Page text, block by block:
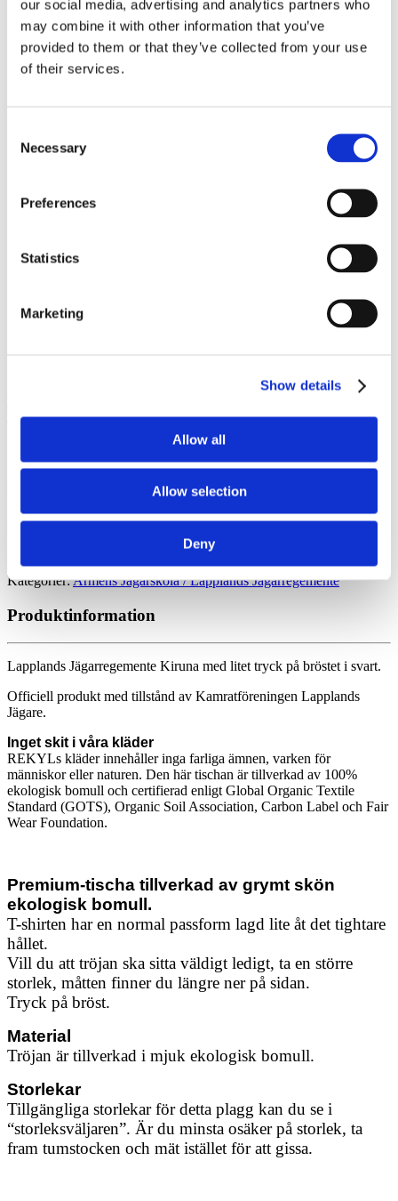
our social media, advertising and analytics partners who
may combine it with other information that you’ve
provided to them or that they’ve collected from your use
of their services.
Selection
Necessary
Preferences
Statistics
Marketing
Show details
Allow all
Allow selection
Deny
Veteran
ARMÈNS JÄGARSKOLA / I22 KIRUNA
SUOMI FINLAND
Ge Fan Aldrig Upp
Hemvärnet
REKYL
Jägarregemente Kiruna
Lapplands Jägarregemente Kiruna
Denna produkt är för närvarande slut i lager och är inte tillgänglig.
Artikelnr: Lapplands Jägarregemente Kiruna litet tryck Grön Svart
Kategorier:Armens Jägarskola / Lapplands Jägarregemente
Produktinformation
Lapplands Jägarregemente Kiruna med litet tryck på bröstet i svart.
Officiell produkt med tillstånd av Kamratföreningen Lapplands
Jägare.
Inget skit i våra kläder
REKYLs kläder innehåller inga farliga ämnen, varken för
människor eller naturen. Den här tischan är tillverkad av 100%
ekologisk bomull och certifierad enligt Global Organic Textile
Standard (GOTS), Organic Soil Association, Carbon Label och Fair
Wear Foundation.
Premium-tischa tillverkad av grymt skön
ekologisk bomull.
T-shirten har en normal passform lagd lite åt det tightare
hållet.
Vill du att tröjan ska sitta väldigt ledigt, ta en större
storlek, måtten finner du längre ner på sidan.
Tryck på bröst.
Material
Tröjan är tillverkad i mjuk ekologisk bomull.
Storlekar
Tillgängliga storlekar för detta plagg kan du se i
“storleksväljaren”. Är du minsta osäker på storlek, ta
fram tumstocken och mät istället för att gissa.